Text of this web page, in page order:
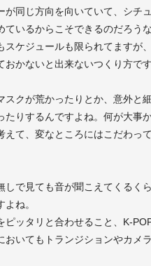
が同じ方向を向いていて、シチ
ているからこそできるのだろう
スケジュールも限られてますが
おかないと出来ないつくり方です
スクが荒かったりとか、意外と
たりするんですよね。何が大事
えて、変なところにはこだわっ
しで見ても音が聞こえてくるく
よね。
ピッタリと合わせること、K-
おいてもトランジションやカメ